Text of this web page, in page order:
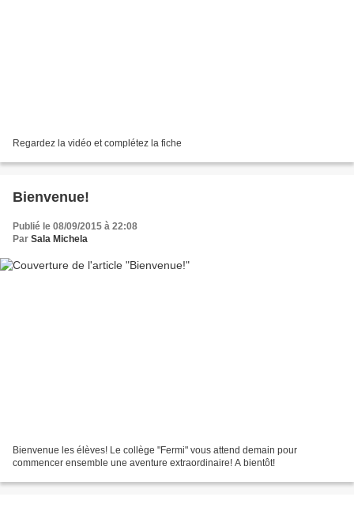
Regardez la vidéo et complétez la fiche
Bienvenue!
Publié le 08/09/2015 à 22:08
Par Sala Michela
Bienvenue les élèves! Le collège "Fermi" vous attend demain pour
commencer ensemble une aventure extraordinaire! A bientôt!